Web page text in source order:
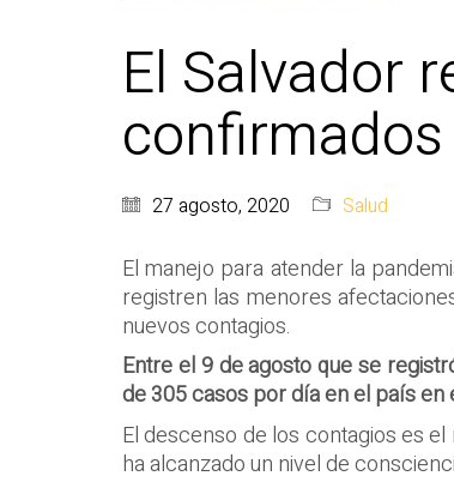
El Salvador
confirmados
27 agosto, 2020 Salud
El manejo para atender la
registren las menores
nuevos contagios.
Entre el 9 de agosto que se
de 305 casos por día en el país en
El descenso de los contagios es
ha alcanzado un nivel de